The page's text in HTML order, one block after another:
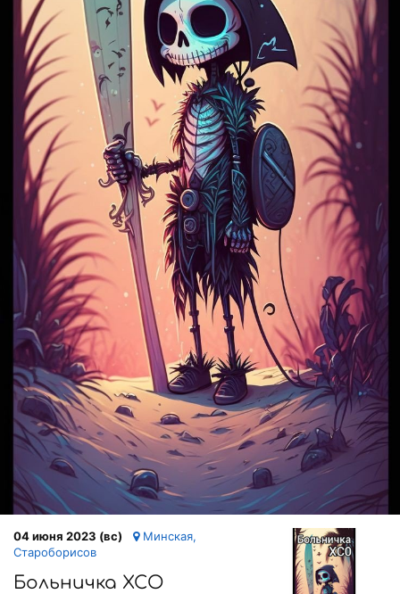
04 июня 2023 (вс)
Минская,
Староборисов
Больничка ХСО